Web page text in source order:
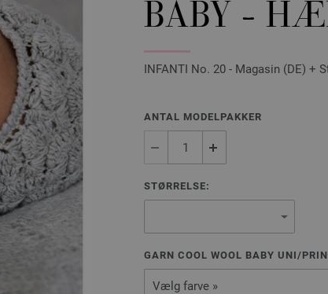
BABY -
INFANTI No. 20 - Magasin (DE) +
ANTAL MODELPAKKER
STØRRELSE:
GARN COOL WOOL BABY UNI/
Vælg farve »